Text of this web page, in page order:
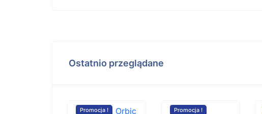
Ostatnio przeglądane
Promocja ! Promocja !